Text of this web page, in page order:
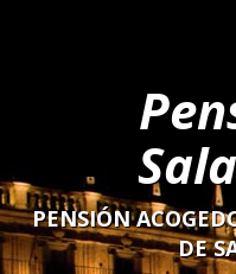
PENSIÓN
DE